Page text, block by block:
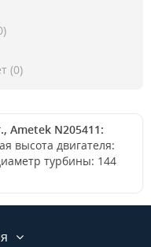
(0)
Ametek N205411:
высота двигателя:
турбины: 144